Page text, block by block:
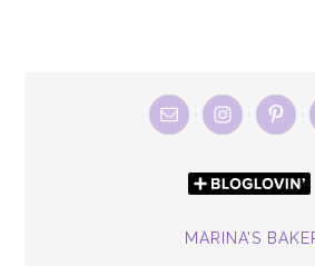
MARINA’S